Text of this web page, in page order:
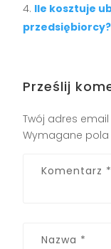
Ile kosztuje
przedsiębiorcy?
Prześlij
Twój adres
Wymagane